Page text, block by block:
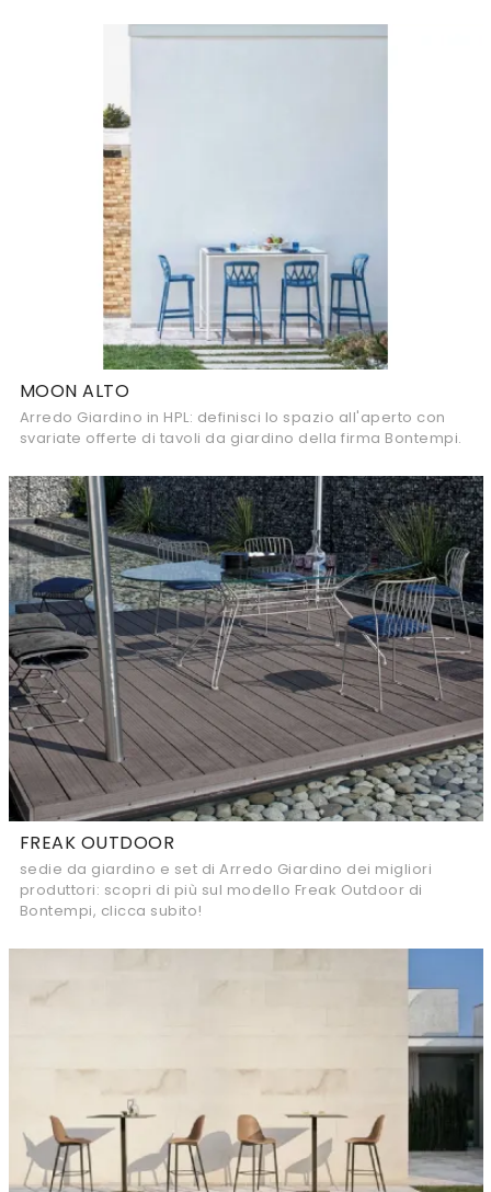
MOON ALTO
Arredo Giardino in HPL: definisci lo spazio all'aperto con
svariate offerte di tavoli da giardino della firma Bontempi.
FREAK OUTDOOR
sedie da giardino e set di Arredo Giardino dei migliori
produttori: scopri di più sul modello Freak Outdoor di
Bontempi, clicca subito!